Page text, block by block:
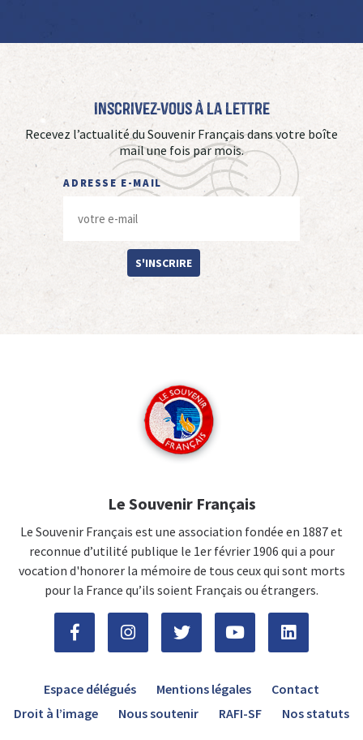
Inscrivez-vous à La Lettre
Recevez l’actualité du Souvenir Français dans votre boîte
mail une fois par mois.
ADRESSE E-MAIL
S'INSCRIRE
Le Souvenir Français
Le Souvenir Français est une association fondée en 1887 et
reconnue d’utilité publique le 1er février 1906 qui a pour
vocation d'honorer la mémoire de tous ceux qui sont morts
pour la France qu’ils soient Français ou étrangers.
Espace délégués Mentions légales
Contact
Droit à l’image
Nous soutenir RAFI-SF Nos statuts